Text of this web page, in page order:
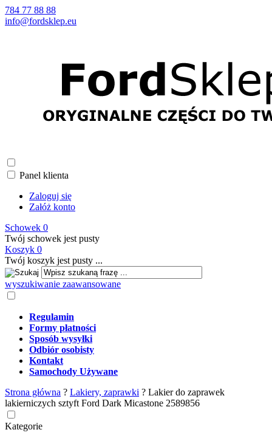
784 77 88 88
info@fordsklep.eu
Panel klienta
Zaloguj się
Załóż konto
Schowek 0
Twój schowek jest pusty
Koszyk 0
Twój koszyk jest pusty ...
wyszukiwanie zaawansowane
Regulamin
Formy płatności
Sposób wysyłki
Odbiór osobisty
Kontakt
Samochody Używane
Strona główna ? Lakiery, zaprawki ? Lakier do zaprawek
lakierniczych sztyft Ford Dark Micastone 2589856
Kategorie